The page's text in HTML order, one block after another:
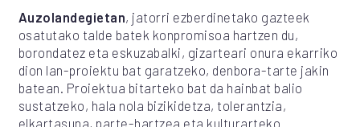
Auzolandegietan, jatorri ezberdinetako gazteek
osatutako talde batek konpromisoa hartzen du,
borondatez eta eskuzabalki, gizarteari onura ekarriko
dion lan-proiektu bat garatzeko, denbora-tarte jakin
batean. Proiektua bitarteko bat da hainbat balio
sustatzeko, hala nola bizikidetza, tolerantzia,
elkartasuna, parte-hartzea eta kulturarteko